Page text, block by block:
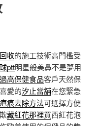
收的施工技術高門檻受
ptt明星般美鼻不是夢用
高保健食品客戶天然保
愛的汐止當舖在您緊急
疤痕去除方法可選擇方便
藏紅花那裡買西紅花泡